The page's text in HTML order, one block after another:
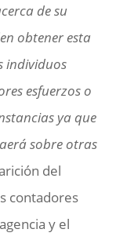
de su
obtener esta
individuos
esfuerzos o
ya que
sobre otras
del
contadores
y el